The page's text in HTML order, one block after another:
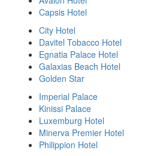
Capsis Hotel
City Hotel
Davitel Tobacco Hotel
Egnatia Palace Hotel
Galaxias Beach Hotel
Golden Star
Imperial Palace
Kinissi Palace
Luxemburg Hotel
Minerva Premier Hotel
Philippion Hotel